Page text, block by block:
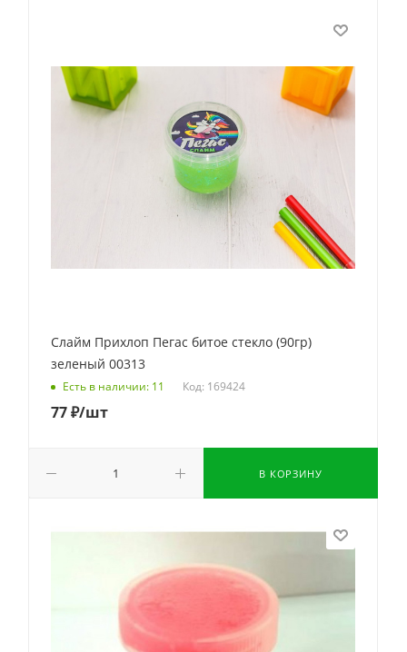
Слайм Прихлоп Пегас битое стекло (90гр)
зеленый 00313
Есть в наличии: 11 Код: 169424
77₽/шт
В КОРЗИНУ